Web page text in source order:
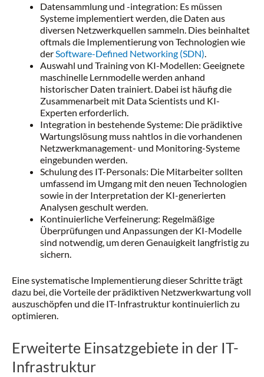
Datensammlung und -integration: Es müssen
Systeme implementiert werden, die Daten aus
diversen Netzwerkquellen sammeln. Dies beinhaltet
oftmals die Implementierung von Technologien wie
derSoftware-Defined Networking (SDN).
Auswahl und Training von KI-Modellen: Geeignete
maschinelle Lernmodelle werden anhand
historischer Daten trainiert. Dabei ist häufig die
Zusammenarbeit mit Data Scientists und KI-
Experten erforderlich.
Integration in bestehende Systeme: Die prädiktive
Wartungslösung muss nahtlos in die vorhandenen
Netzwerkmanagement- und Monitoring-Systeme
eingebunden werden.
Schulung des IT-Personals: Die Mitarbeiter sollten
umfassend im Umgang mit den neuen Technologien
sowie in der Interpretation der KI-generierten
Analysen geschult werden.
Kontinuierliche Verfeinerung: Regelmäßige
Überprüfungen und Anpassungen der KI-Modelle
sind notwendig, um deren Genauigkeit langfristig zu
sichern.
Eine systematische Implementierung dieser Schritte trägt
dazu bei, die Vorteile der prädiktiven Netzwerkwartung voll
auszuschöpfen und die IT-Infrastruktur kontinuierlich zu
optimieren.
Erweiterte Einsatzgebiete in der IT-
Infrastruktur